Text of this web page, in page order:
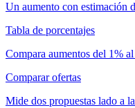
Un aumento con estimación
Tabla de porcentajes
Compara aumentos del 1%
Comparar ofertas
Mide dos propuestas lado a